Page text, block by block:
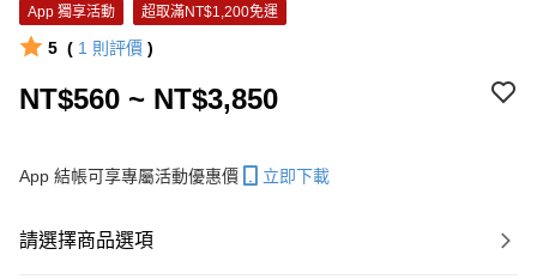
App 獨享活動 超取滿NT$1,200免運
5 ( 1 則評價 )
NT$560 ~ NT$3,850
App 結帳可享專屬活動優惠價 立即下載
請選擇商品選項